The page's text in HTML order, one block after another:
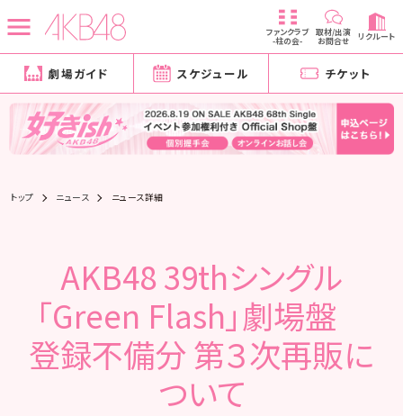
ファンクラブ
-柱の会-
取材/出演
お問合せ リクルート
劇場ガイド スケジュール チケット
トップ ニュース ニュース詳細
AKB48 39thシングル
「Green Flash」劇場盤
登録不備分 第３次再販に
ついて